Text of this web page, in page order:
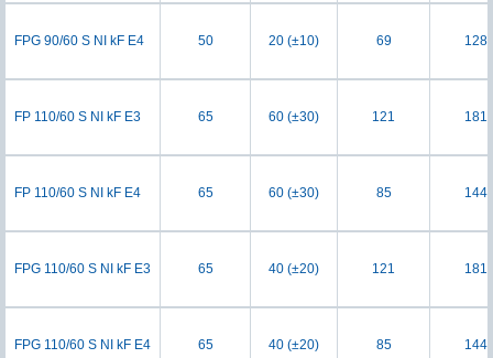
FPG 90/60 S NI kF E4 50 20 (±10) 69 128
FP 110/60 S NI kF E3 65 60 (±30) 121 181
FP 110/60 S NI kF E4 65 60 (±30) 85 144
FPG 110/60 S NI kF E3 65 40 (±20) 121 181
FPG 110/60 S NI kF E4 65 40 (±20) 85 144